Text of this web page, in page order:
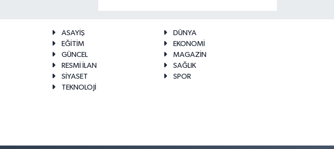
ASAYİŞ
DÜNYA
EĞİTİM
EKONOMİ
GÜNCEL
MAGAZİN
RESMİ İLAN
SAĞLIK
SİYASET
SPOR
TEKNOLOJİ